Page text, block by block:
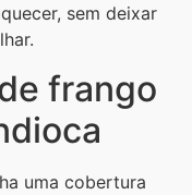
sem deixar
frango
uma cobertura